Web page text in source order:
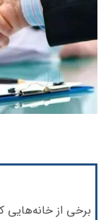
برخی از خانه‌هایی